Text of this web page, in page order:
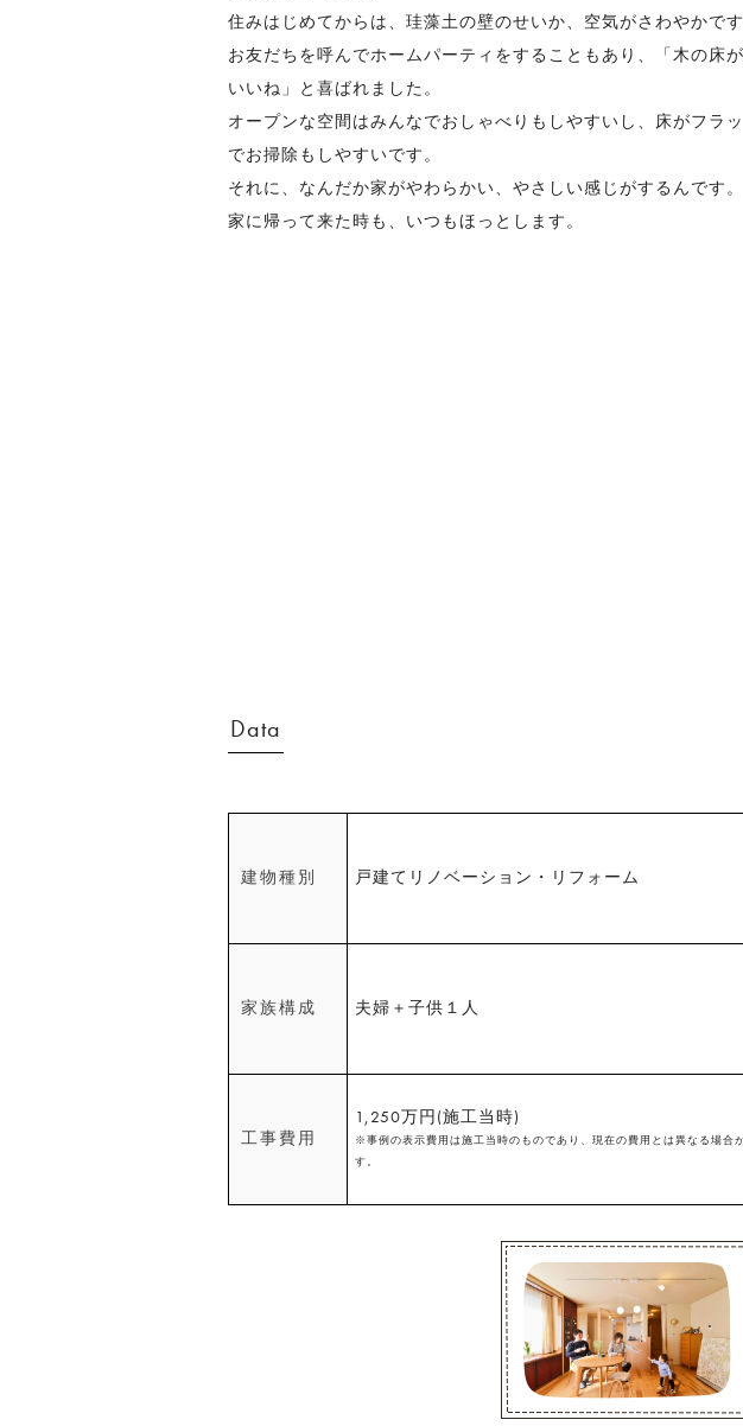
住みはじめてからは、珪藻土の壁のせいか、空気がさわやかです
お友だちを呼んでホームパーティをすることもあり、「木の床
いいね」と喜ばれました。
オープンな空間はみんなでおしゃべりもしやすいし、床がフラ
でお掃除もしやすいです。
それに、なんだか家がやわらかい、やさしい感じがするんです。
家に帰って来た時も、いつもほっとします。
Data
建物種別 戸建てリノベーション・リフォーム
家族構成 夫婦＋子供１人
工事費用
1,250万円(施工当時)
※事例の表示費用は施工当時のものであり、現在の費用とは異なる場合
す。